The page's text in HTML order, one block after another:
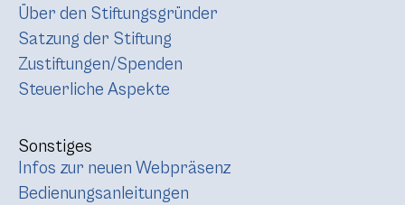
Über den Stiftungsgründer
Satzung der Stiftung
Zustiftungen/Spenden
Steuerliche Aspekte
Sonstiges
Infos zur neuen Webpräsenz
Bedienungsanleitungen